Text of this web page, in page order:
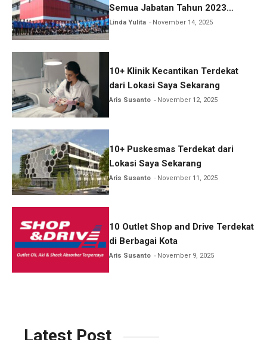
Semua Jabatan Tahun 2023
Lengkap!
Linda Yulita November 14, 2025
10+ Klinik Kecantikan Terdekat
dari Lokasi Saya Sekarang
Aris Susanto November 12, 2025
10+ Puskesmas Terdekat dari
Lokasi Saya Sekarang
Aris Susanto November 11, 2025
10 Outlet Shop and Drive Terdekat
di Berbagai Kota
Aris Susanto November 9, 2025
Latest Post